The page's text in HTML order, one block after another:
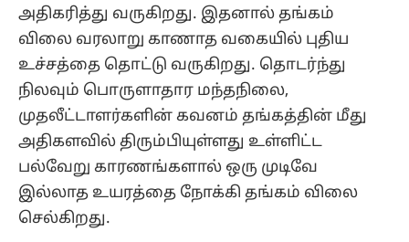
அதிகரித்து வருகிறது. இதனால் தங்கம்
விலை வரலாறு காணாத வகையில் புதிய
உச்சத்தை தொட்டு வருகிறது. தொடர்ந்து
நிலவும் பொருளாதார மந்தநிலை,
முதலீட்டாளர்களின் கவனம் தங்கத்தின் மீது
அதிகளவில் திரும்பியுள்ளது உள்ளிட்ட
பல்வேறு காரணங்களால் ஒரு முடிவே
இல்லாத உயரத்தை நோக்கி தங்கம் விலை
செல்கிறது.